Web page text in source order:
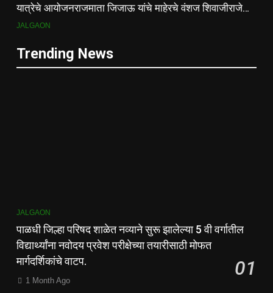
यात्रेचे आयोजनराजमाता जिजाऊ यांचे माहेरचे वंशज शिवाजीराजे
जाधव यांच्या मार्गदर्शनाखाली ऐतिहासिक यात्रा
JALGAON
Trending News
JALGAON
पाळधी जिल्हा परिषद शाळेत नव्याने सुरू झालेल्या 5 वी वर्गातील
विद्यार्थ्यांना नवोदय प्रवेश परीक्षेच्या तयारीसाठी मोफत
मार्गदर्शिकांचे वाटप.
01
1 Month Ago